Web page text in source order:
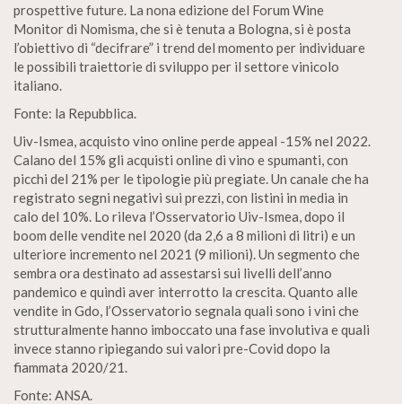
prospettive future. La nona edizione del Forum Wine
Monitor di Nomisma, che si è tenuta a Bologna, si è posta
l’obiettivo di “decifrare” i trend del momento per individuare
le possibili traiettorie di sviluppo per il settore vinicolo
italiano.
Fonte: la Repubblica.
Uiv-Ismea, acquisto vino online perde appeal -15% nel 2022.
Calano del 15% gli acquisti online di vino e spumanti, con
picchi del 21% per le tipologie più pregiate. Un canale che ha
registrato segni negativi sui prezzi, con listini in media in
calo del 10%. Lo rileva l’Osservatorio Uiv-Ismea, dopo il
boom delle vendite nel 2020 (da 2,6 a 8 milioni di litri) e un
ulteriore incremento nel 2021 (9 milioni). Un segmento che
sembra ora destinato ad assestarsi sui livelli dell’anno
pandemico e quindi aver interrotto la crescita. Quanto alle
vendite in Gdo, l’Osservatorio segnala quali sono i vini che
strutturalmente hanno imboccato una fase involutiva e quali
invece stanno ripiegando sui valori pre-Covid dopo la
fiammata 2020/21.
Fonte: ANSA.